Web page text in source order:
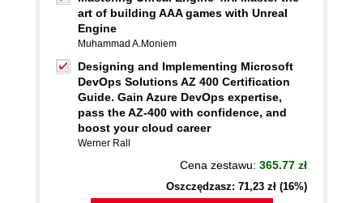
art of building AAA games with Unreal
Engine
Muhammad A.Moniem
Designing and Implementing Microsoft
DevOps Solutions AZ 400 Certification
Guide. Gain Azure DevOps expertise,
pass the AZ-400 with confidence, and
boost your cloud career
Werner Rall
Cena zestawu: 365.77 zł
Oszczędzasz: 71,23 zł (16%)